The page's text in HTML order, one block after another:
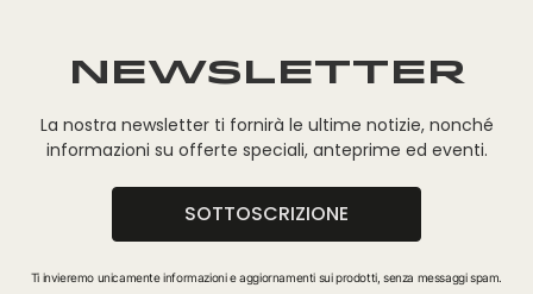
NEWSLETTER
La nostra newsletter ti fornirà le ultime notizie, nonché
informazioni su offerte speciali, anteprime ed eventi.
SOTTOSCRIZIONE
Ti invieremo unicamente informazioni e aggiornamenti sui prodotti, senza messaggi spam.